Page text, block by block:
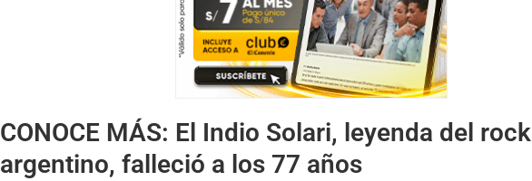
CONOCE MÁS: El Indio Solari, leyenda del rock
argentino, falleció a los 77 años